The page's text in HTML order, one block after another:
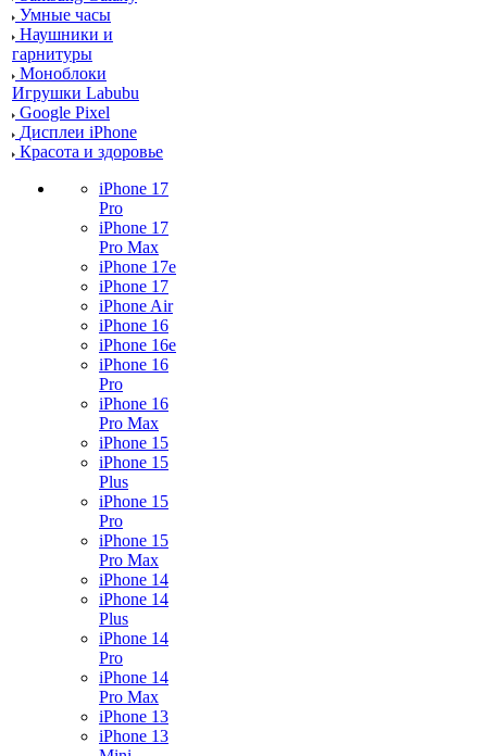
Умные часы
Наушники и
гарнитуры
Моноблоки
Игрушки Labubu
Google Pixel
Дисплеи iPhone
Красота и здоровье
iPhone 17
Pro
iPhone 17
Pro Max
iPhone 17e
iPhone 17
iPhone Air
iPhone 16
iPhone 16e
iPhone 16
Pro
iPhone 16
Pro Max
iPhone 15
iPhone 15
Plus
iPhone 15
Pro
iPhone 15
Pro Max
iPhone 14
iPhone 14
Plus
iPhone 14
Pro
iPhone 14
Pro Max
iPhone 13
iPhone 13